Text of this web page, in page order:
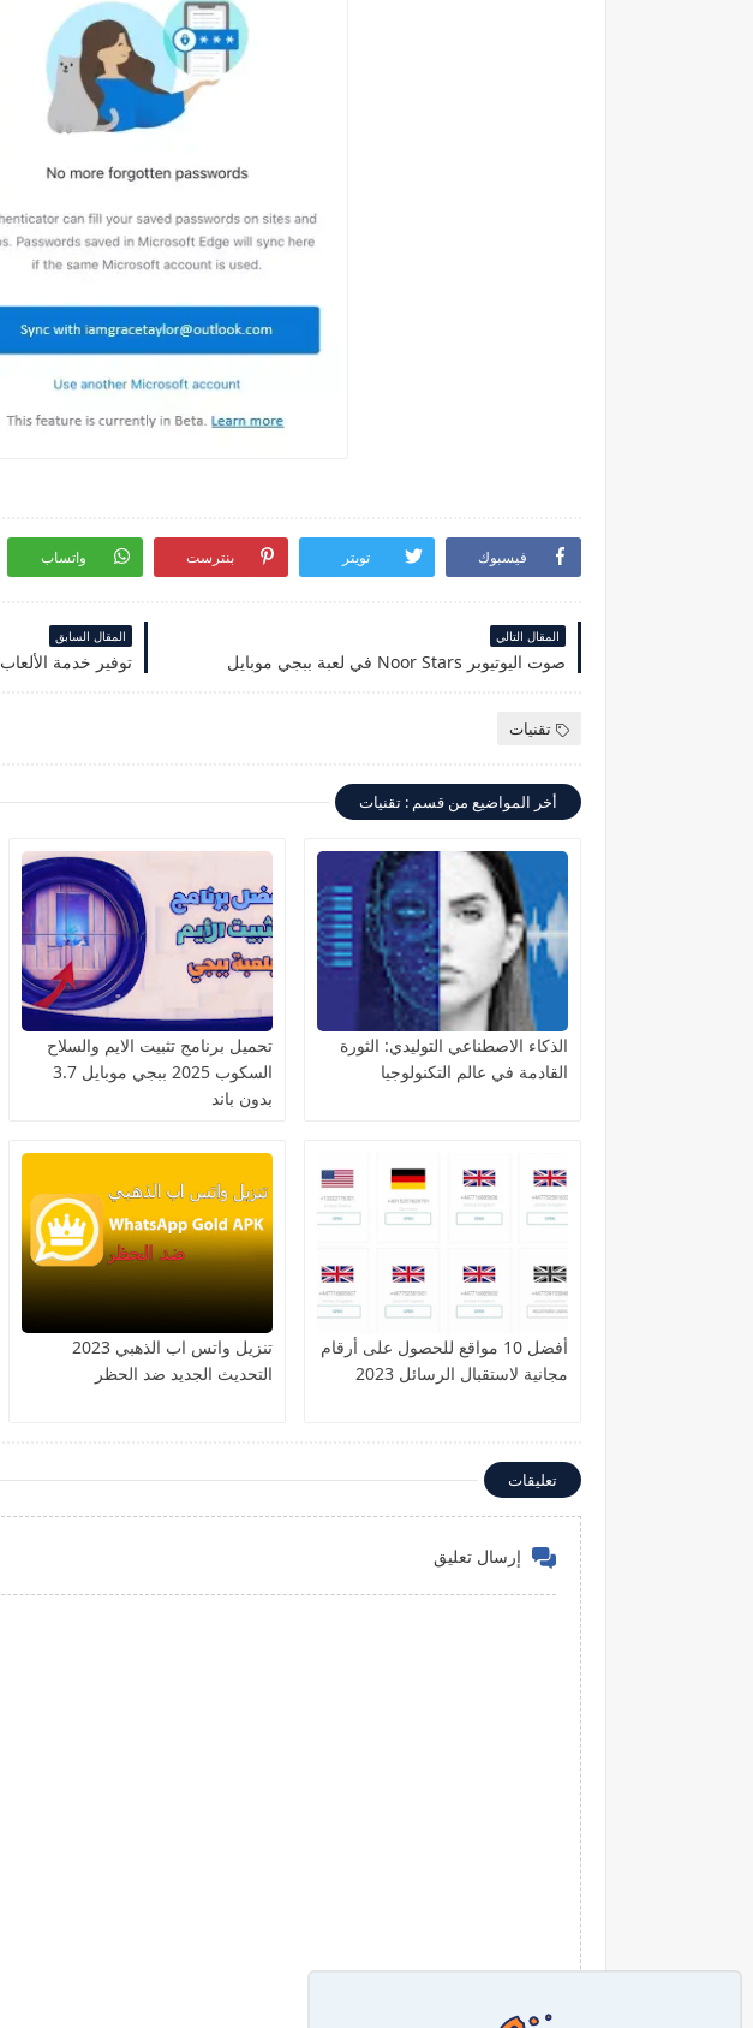
فيسبوك تويتر بنترست واتساب
المقال التالي
صوت اليوتيوبر Noor Stars في لعبة ببجي موبايل
المقال السابق
توفير خدمة الألعاب Amazon Luna‏ لأجهزة الاندرويد
تقنيات
أخر المواضيع من قسم : تقنيات
الذكاء الاصطناعي التوليدي: الثورة
القادمة في عالم التكنولوجيا
تحميل برنامج تثبيت الايم والسلاح
السكوب 2025 ببجي موبايل 3.7
بدون باند
أفضل 10 مواقع للحصول على أرقام
مجانية لاستقبال الرسائل 2023
تنزيل واتس اب الذهبي 2023
التحديث الجديد ضد الحظر
تعليقات
إرسال تعليق